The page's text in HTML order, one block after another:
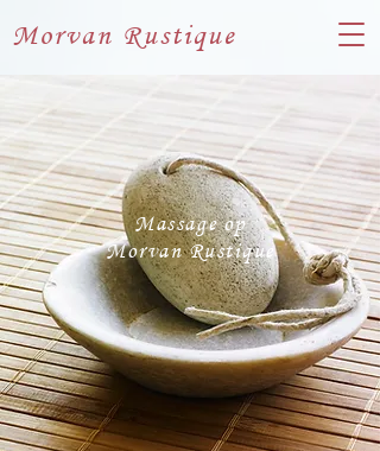
Morvan Rustique
Massage op
Morvan Rustique